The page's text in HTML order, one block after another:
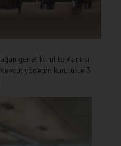
genel kurul toplantısı
yönetim kurulu ile 3